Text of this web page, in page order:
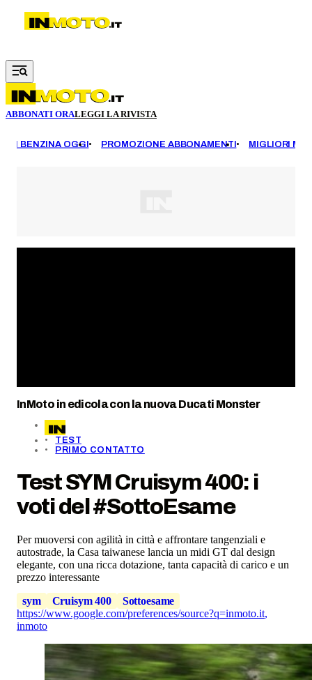
Vai al contenuto principale
ABBONATI ORALEGGI LA RIVISTA
BENZINA OGGI PROMOZIONE ABBONAMENTI MIGLIORI
InMoto in edicola con la nuova Ducati Monster
TEST
PRIMO CONTATTO
Test SYM Cruisym 400: i
voti del #SottoEsame
Per muoversi con agilità in città e affrontare tangenziali e
autostrade, la Casa taiwanese lancia un midi GT dal design
elegante, con una ricca dotazione, tanta capacità di carico e un
prezzo interessante
sym
Cruisym 400
Sottoesame
https://www.google.com/preferences/source?q=inmoto.it,
inmoto